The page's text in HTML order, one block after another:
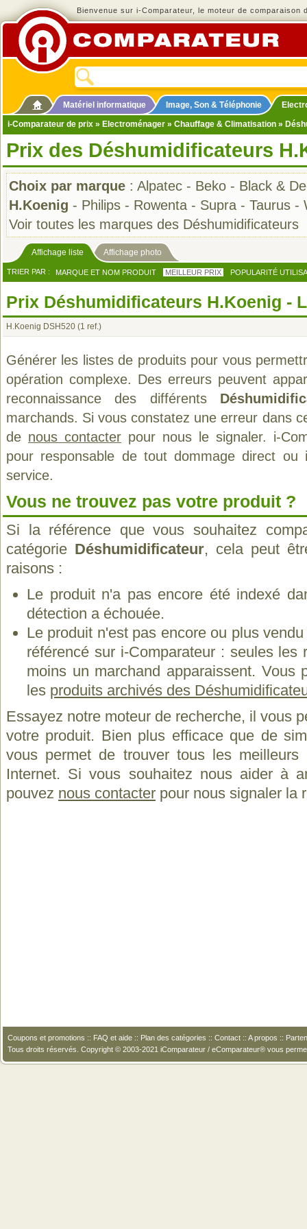
Bienvenue sur i-Comparateur, le moteur de comparaison
Matériel informatique Image, Son & Téléphonie
i-Comparateur de prix » Electroménager » Chauffage & Climatisation »
Prix des Déshumidificateurs
Choix par marque : Alpatec - Beko - Black &
H.Koenig - Philips - Rowenta - Supra - Taurus -
Voir toutes les marques des Déshumidificateurs
Affichage liste Affichage photo
TRIER PAR : MARQUE ET NOM PRODUIT MEILLEUR PRIX POPULARITÉ
Prix Déshumidificateurs H.Koenig -
H.Koenig DSH520 (1 ref.)
Générer les listes de produits pour vous
opération complexe. Des erreurs peuvent
reconnaissance des différents
marchands. Si vous constatez une erreur dans
de nous contacter pour nous le signaler. i-
pour responsable de tout dommage direct
service.
Vous ne trouvez pas votre produit ?
Si la référence que vous souhaitez
catégorie Déshumidificateur, cela peut
raisons :
Le produit n'a pas encore été indexé
détection a échouée.
Le produit n'est pas encore ou plus
référencé sur i-Comparateur : seules les
moins un marchand apparaissent. Vous
les produits archivés des
Essayez notre moteur de recherche, il vous
votre produit. Bien plus efficace que de
vous permet de trouver tous les
Internet. Si vous souhaitez nous aider à
pouvez nous contacter pour nous signaler la
Coupons et promotions :: FAQ et aide :: Plan des catégories :: Contact :: A propos ::
Tous droits réservés. Copyright © 2003-2021 iComparateur / eComparateur® vous